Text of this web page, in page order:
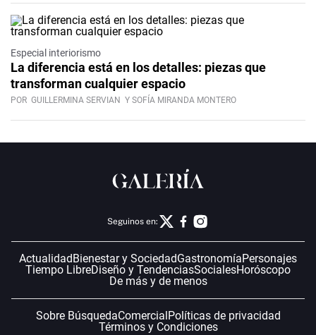
Especial interiorismo
La diferencia está en los detalles: piezas que
transforman cualquier espacio
POR GUILLERMINA SERVIAN Y SOFÍA MIRANDA MONTERO
Seguinos en:
Actualidad Bienestar y SociedadGastronomíaPersonajes
Tiempo LibreDiseño y TendenciasSocialesHoróscopo
De más y de menos
Sobre BúsquedaComercial Políticas de privacidad
Términos y Condiciones